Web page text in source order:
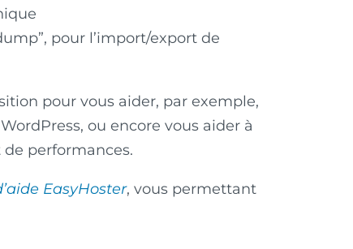
pour l’import/export de
pour vous aider, par exemple,
ou encore vous aider à
performances.
EasyHoster, vous permettant